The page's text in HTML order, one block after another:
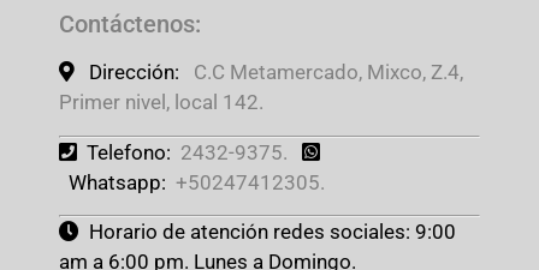
Contáctenos:
Dirección:
C.C Metamercado, Mixco, Z.4,
Primer nivel, local 142.
Telefono: 2432-9375.
Whatsapp: +50247412305.
Horario de atención redes sociales: 9:00
am a 6:00 pm. Lunes a Domingo.